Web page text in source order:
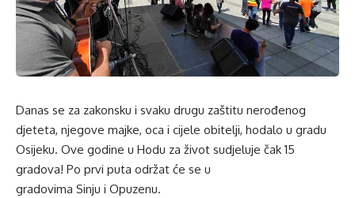
Danas se za zakonsku i svaku drugu zaštitu nerođenog
djeteta, njegove majke, oca i cijele obitelji, hodalo u gradu
Osijeku. Ove godine u Hodu za život sudjeluje čak 15
gradova! Po prvi puta održat će se u
gradovima Sinju i Opuzenu.